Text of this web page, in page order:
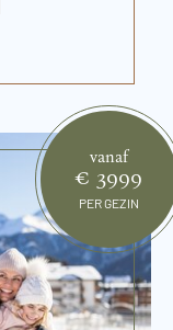
vanaf
€ 3999
PER GEZIN